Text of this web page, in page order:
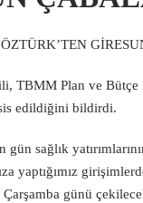
TBMM Plan ve Bütçe
edildiğini bildirdi.
sağlık
yaptığımız
Çarşamba günü